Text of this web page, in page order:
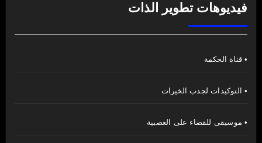
فيديوهات تطوير الذات
• قناة الحكمة
• التوكيدات لجذب الخيرات
• موسيقى للقضاء على العصبية